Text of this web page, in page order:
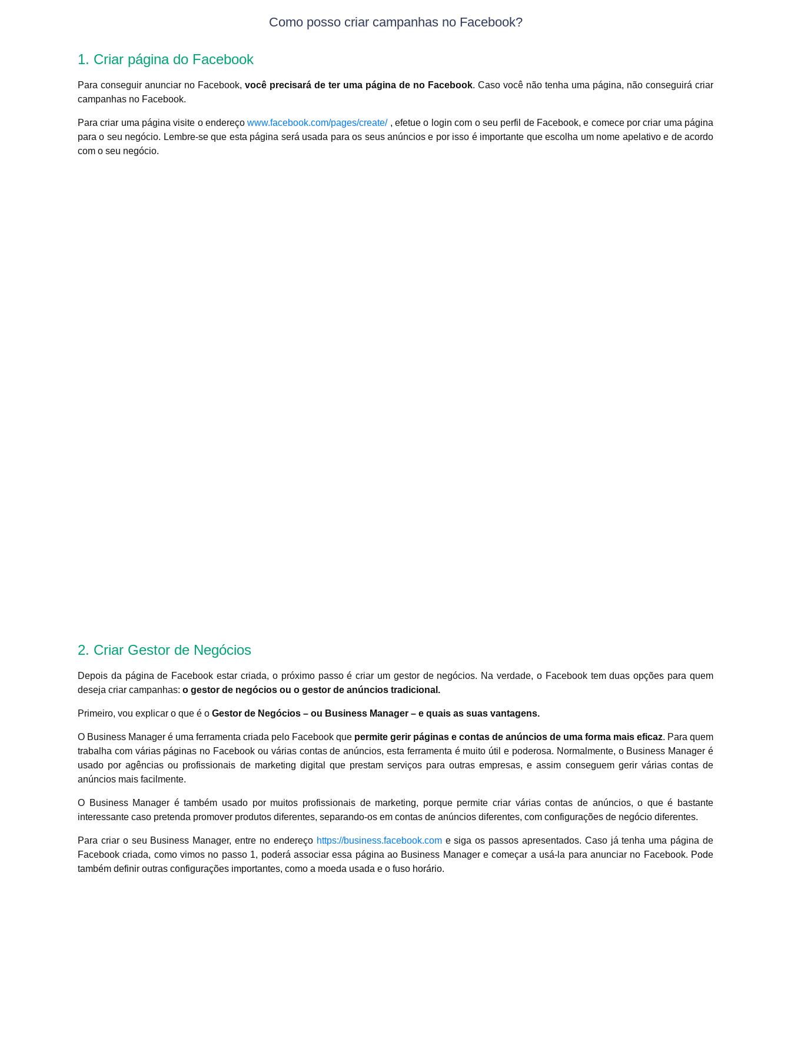
Como posso criar campanhas no Facebook?
1. Criar página do Facebook
Para conseguir anunciar no Facebook, você precisará de ter uma página de no Facebook. Caso você não tenha uma página, não conseguirá criar
campanhas no Facebook.
Para criar uma página visite o endereçowww.facebook.com/pages/create/, efetue o login com o seu perfil de Facebook, e comece por criar uma página
para o seu negócio. Lembre-se que esta página será usada para os seus anúncios e por isso é importante que escolha um nome apelativo e de acordo
com o seu negócio.
2. Criar Gestor de Negócios
Depois da página de Facebook estar criada, o próximo passo é criar um gestor de negócios. Na verdade, o Facebook tem duas opções para quem
deseja criar campanhas: o gestor de negócios ou o gestor de anúncios tradicional.
Primeiro, vou explicar o que é o Gestor de Negócios – ou Business Manager – e quais as suas vantagens.
O Business Manager é uma ferramenta criada pelo Facebook que permite gerir páginas e contas de anúncios de uma forma mais eficaz. Para quem
trabalha com várias páginas no Facebook ou várias contas de anúncios, esta ferramenta é muito útil e poderosa. Normalmente, o Business Manager é
usado por agências ou profissionais de marketing digital que prestam serviços para outras empresas, e assim conseguem gerir várias contas de
anúncios mais facilmente.
O Business Manager é também usado por muitos profissionais de marketing, porque permite criar várias contas de anúncios, o que é bastante
interessante caso pretenda promover produtos diferentes, separando-os em contas de anúncios diferentes, com configurações de negócio diferentes.
Para criar o seu Business Manager, entre no endereço https://business.facebook.come siga os passos apresentados. Caso já tenha uma página de
Facebook criada, como vimos no passo 1, poderá associar essa página ao Business Manager e começar a usá-la para anunciar no Facebook. Pode
também definir outras configurações importantes, como a moeda usada e o fuso horário.